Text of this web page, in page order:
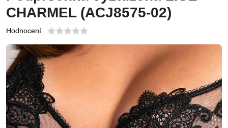
CHARMEL (ACJ8575-02)
Hodnocení